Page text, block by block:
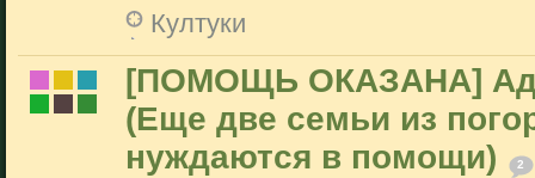
Култуки
[ПОМОЩЬ ОКАЗАНА]
(Еще две семьи из
нуждаются в помощи)
2